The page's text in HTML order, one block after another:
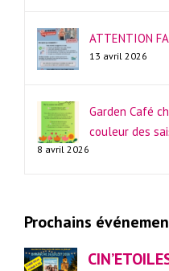
ATTENTION
13 avril 2026
Garden Café
couleur des
8 avril 2026
Prochains